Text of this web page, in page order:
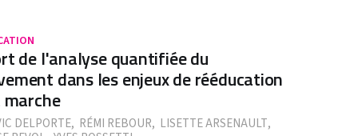
de l'analyse quantifiée du
dans les enjeux de rééducation
marche
DELPORTE, RÉMI REBOUR, LISETTE ARSENAULT,